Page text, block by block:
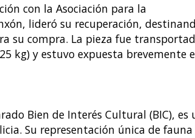
con la Asociación para la
lideró su recuperación,
su compra. La pieza fue
kg) y estuvo expuesta brevemente
Bien de Interés Cultural (BIC), es
Su representación única de fauna